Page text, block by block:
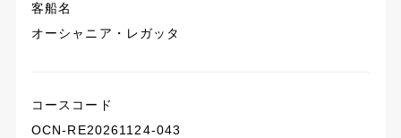
客船名
オーシャニア・レガッタ
コースコード
OCN-RE20261124-043